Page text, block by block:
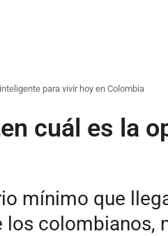
para vivir hoy en Colombia
cuál es la
mínimo que
colombianos,